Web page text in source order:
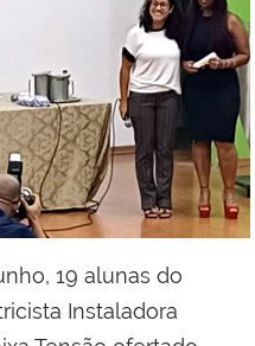
19 alunas do
Instaladora